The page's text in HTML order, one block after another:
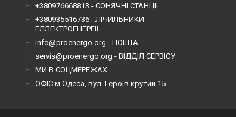
+380976668813 - СОНЯЧНІ СТАНЦІЇ
+380935516736 - ЛІЧИЛЬНИКИ
ЕЛЛЕКТРОЕНЕРГІІ
info@proenergo.org - ПОШТА
servis@proenergo.org - ВІДДІЛ СЕРВІСУ
МИ В СОЦМЕРЕЖАХ
ОФІС м.Одеса, вул. Героїв крутий 15